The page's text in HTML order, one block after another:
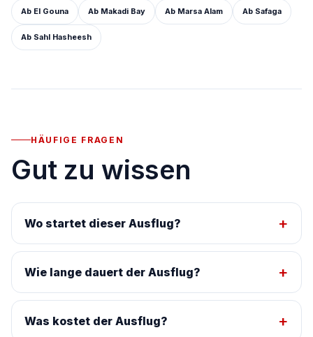
Ab El Gouna Ab Makadi Bay Ab Marsa Alam Ab Safaga
Ab Sahl Hasheesh
HÄUFIGE FRAGEN
Gut zu wissen
Wo startet dieser Ausflug?
Wie lange dauert der Ausflug?
Was kostet der Ausflug?